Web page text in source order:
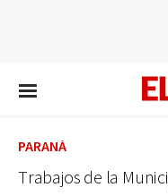
PARANÁ
Trabajos de la